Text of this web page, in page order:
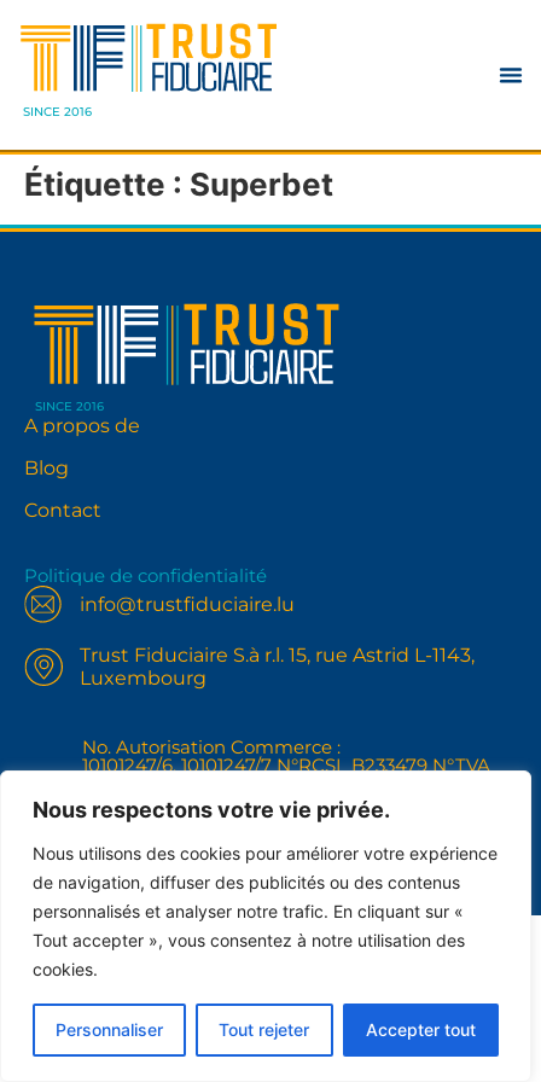
Nous respectons votre vie privée.
Nous utilisons des cookies pour améliorer votre expérience
de navigation, diffuser des publicités ou des contenus
personnalisés et analyser notre trafic. En cliquant sur «
Tout accepter », vous consentez à notre utilisation des
cookies.
Personnaliser Tout rejeter Accepter tout
SINCE 2016
Étiquette : Superbet
SINCE 2016
A propos de
Blog
Contact
Politique de confidentialité
info@trustfiduciaire.lu
Trust Fiduciaire S.à r.l. 15, rue Astrid L-1143,
Luxembourg
No. Autorisation Commerce :
10101247/6, 10101247/7 N°RCSL B233479 N°TVA
+352691102148